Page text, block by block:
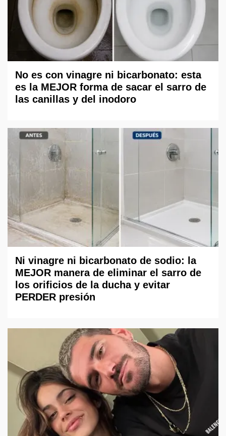
No es con vinagre ni bicarbonato: esta
es la MEJOR forma de sacar el sarro de
las canillas y del inodoro
Ni vinagre ni bicarbonato de sodio: la
MEJOR manera de eliminar el sarro de
los orificios de la ducha y evitar
PERDER presión